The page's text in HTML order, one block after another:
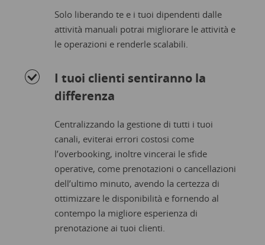
Solo liberando te e i tuoi dipendenti dalle
attività manuali potrai migliorare le attività e
le operazioni e renderle scalabili.
I tuoi clienti sentiranno la
differenza
Centralizzando la gestione di tutti i tuoi
canali, eviterai errori costosi come
l’overbooking, inoltre vincerai le sfide
operative, come prenotazioni o cancellazioni
dell’ultimo minuto, avendo la certezza di
ottimizzare le disponibilità e fornendo al
contempo la migliore esperienza di
prenotazione ai tuoi clienti.